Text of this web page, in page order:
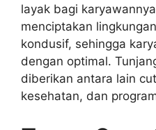
layak bagi
menciptakan
kondusif, sehingga
dengan optimal.
diberikan antara lain
kesehatan, dan